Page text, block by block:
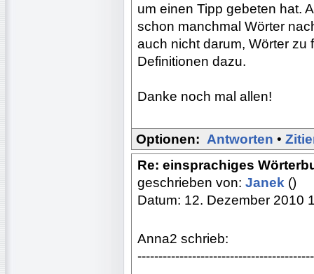
um einen Tipp gebeten hat.
schon manchmal Wörter
auch nicht darum, Wörter
Definitionen dazu.
Danke noch mal allen!
Optionen: Antworten •
Re: einsprachiges
geschrieben von: Janek ()
Datum: 12. Dezember 2010
Anna2 schrieb: